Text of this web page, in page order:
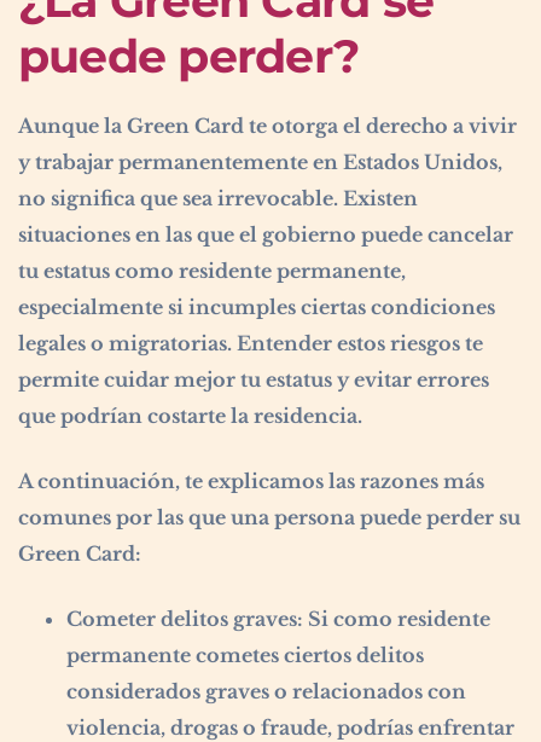
puede perder?
Aunque la Green Card te otorga el derecho a vivir
y trabajar permanentemente en Estados Unidos,
no significa que sea irrevocable. Existen
situaciones en las que el gobierno puede cancelar
tu estatus como residente permanente,
especialmente si incumples ciertas condiciones
legales o migratorias. Entender estos riesgos te
permite cuidar mejor tu estatus y evitar errores
que podrían costarte la residencia.
A continuación, te explicamos las razones más
comunes por las que una persona puede perder su
Green Card:
Cometer delitos graves: Si como residente
permanente cometes ciertos delitos
considerados graves o relacionados con
violencia, drogas o fraude, podrías enfrentar